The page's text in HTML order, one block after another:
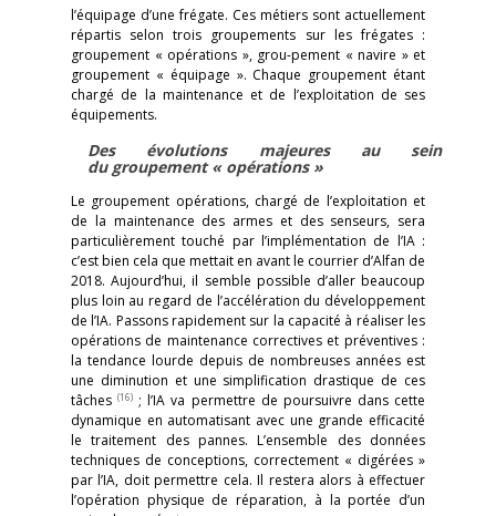
l’équipage d’une frégate. Ces métiers sont actuellement
répartis selon trois groupements sur les frégates :
groupement « opérations », grou-pement « navire » et
groupement « équipage ». Chaque groupement étant
chargé de la maintenance et de l’exploitation de ses
équipements.
Des évolutions majeures au sein
du groupement « opérations »
Le groupement opérations, chargé de l’exploitation et
de la maintenance des armes et des senseurs, sera
particulièrement touché par l’implémentation de l’IA :
c’est bien cela que mettait en avant le courrier d’Alfan de
2018. Aujourd’hui, il semble possible d’aller beaucoup
plus loin au regard de l’accélération du développement
de l’IA. Passons rapidement sur la capacité à réaliser les
opérations de maintenance correctives et préventives :
la tendance lourde depuis de nombreuses années est
une diminution et une simplification drastique de ces
tâches(16) ; l’IA va permettre de poursuivre dans cette
dynamique en automatisant avec une grande efficacité
le traitement des pannes. L’ensemble des données
techniques de conceptions, correctement « digérées »
par l’IA, doit permettre cela. Il restera alors à effectuer
l’opération physique de réparation, à la portée d’un